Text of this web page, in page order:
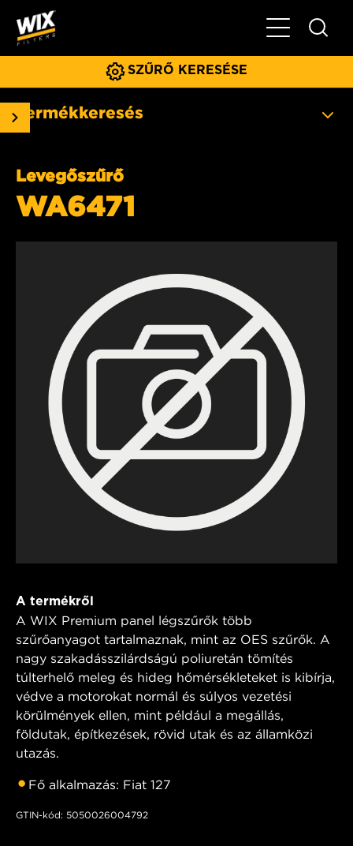
Főmenü
SZŰRŐ KERESÉSE
Termékkeresés
Levegőszűrő
WA6471
A termékről
A WIX Premium panel légszűrők több
szűrőanyagot tartalmaznak, mint az OES szűrők. A
nagy szakadásszilárdságú poliuretán tömítés
túlterhelő meleg és hideg hőmérsékleteket is kibírja,
védve a motorokat normál és súlyos vezetési
körülmények ellen, mint például a megállás,
földutak, építkezések, rövid utak és az államközi
utazás.
Fő alkalmazás: Fiat 127
GTIN-kód: 5050026004792